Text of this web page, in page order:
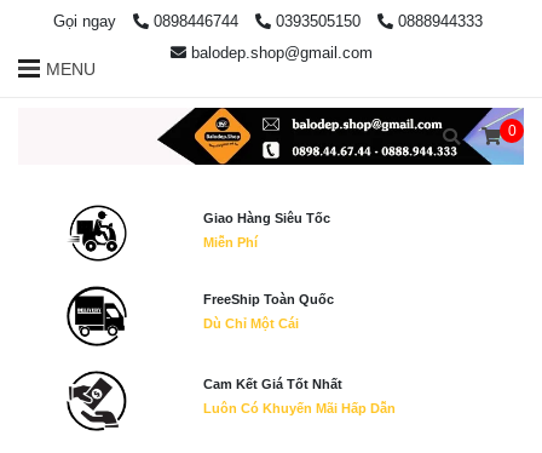
Gọi ngay 0898446744 0393505150
0888944333
balodep.shop@gmail.com
MENU
0
Giao Hàng Siêu Tốc
Miễn Phí
FreeShip Toàn Quốc
Dù Chỉ Một Cái
Cam Kết Giá Tốt Nhất
Luôn Có Khuyến Mãi Hấp Dẫn